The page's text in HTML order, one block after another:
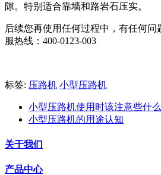
隙。特别适合靠墙和路岩石压实。
后续您再使用任何过程中，有任何
服热线：400-0123-003
标签: 压路机 小型压路机
小型压路机使用时该注意些什么
小型压路机的用途认知
关于我们
产品中心